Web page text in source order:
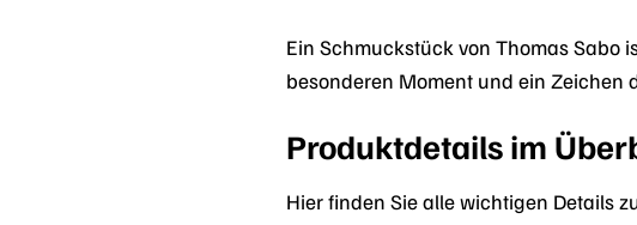
Ein Schmuckstück von Thomas Sabo
besonderen Moment und ein Zeichen
Produktdetails im
Hier finden Sie alle wichtigen Details